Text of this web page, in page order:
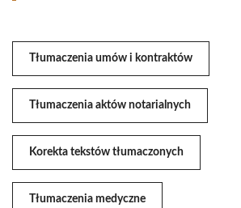
Tłumaczenia umów i kontraktów
Tłumaczenia aktów notarialnych
Korekta tekstów tłumaczonych
Tłumaczenia medyczne